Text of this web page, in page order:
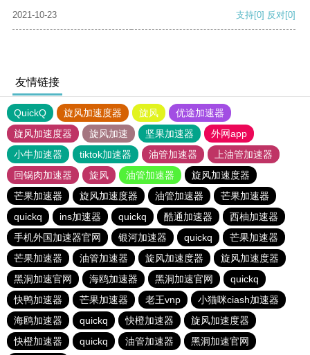
2021-10-23 支持[0] 反对[0]
友情链接
QuickQ 旋风加速度器 旋风
优途加速器
旋风加速度器
旋风加速 坚果加速器
外网app
小牛加速器
tiktok加速器 油管加速器
上油管加速器
回锅肉加速器
旋风 油管加速器
旋风加速度器
芒果加速器
旋风加速度器 油管加速器
芒果加速器
quickq
ins加速器 quickq 酷通加速器
西柚加速器
手机外国加速器官网
银河加速器 quickq
芒果加速器
芒果加速器
油管加速器 旋风加速度器
旋风加速度器
黑洞加速官网
海鸥加速器 黑洞加速官网
quickq
快鸭加速器
芒果加速器 老王vnp
小猫咪ciash加速器
海鸥加速器
quickq 快橙加速器
旋风加速度器
快橙加速器
quickq 油管加速器 黑洞加速官网